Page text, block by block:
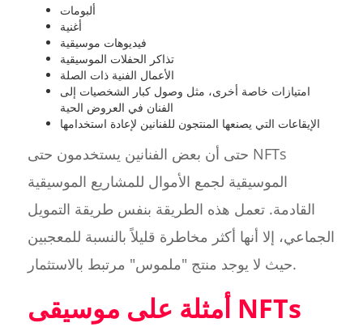
ألبومات
أغنية
فيديوهات موسيقية
تذاكر الحفلات الموسيقية
الأعمال الفنية ذات الصلة
امتيازات خاصة أخرى، مثل وصول كبار الشخصيات إلى
الفنان في العروض الحية
الإيقاعات التي يصنعها المنتجون للفنانين لإعادة استخدامها
حتى أن بعض الفنانين يستخدمون حتى NFTs
الموسيقية لجمع الأموال للمشاريع الموسيقية
القادمة. تعمل هذه الطريقة بنفس طريقة التمويل
الجماعي، إلا أنها أكثر مخاطرة قليلاً بالنسبة للمعجبين
حيث لا يوجد منتج "ملموس" مرتبط بالاستثمار.
أمثلة على موسيقى NFTs